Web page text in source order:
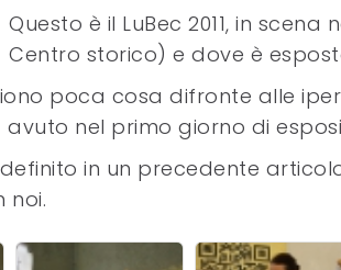
Questo è il LuBec 2011, in
Centro storico) e dove è
poca cosa difronte alle
nel primo giorno di
in un precedente
noi.